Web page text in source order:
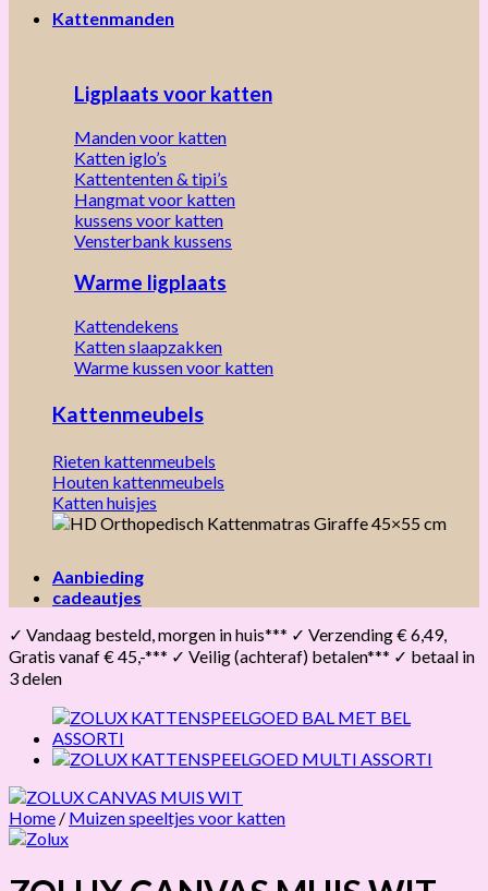
Kattenmanden
Ligplaats voor katten
Manden voor katten
Katten iglo’s
Kattententen & tipi’s
Hangmat voor katten
kussens voor katten
Vensterbank kussens
Warme ligplaats
Kattendekens
Katten slaapzakken
Warme kussen voor katten
Kattenmeubels
Rieten kattenmeubels
Houten kattenmeubels
Katten huisjes
Aanbieding
cadeautjes
✓ Vandaag besteld, morgen in huis*** ✓ Verzending € 6,49,
Gratis vanaf € 45,-*** ✓ Veilig (achteraf) betalen*** ✓ betaal in
3 delen
Home / Muizen speeltjes voor katten